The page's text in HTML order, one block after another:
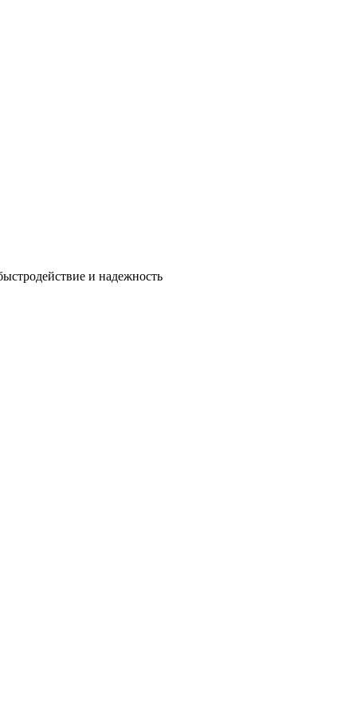
и надежность